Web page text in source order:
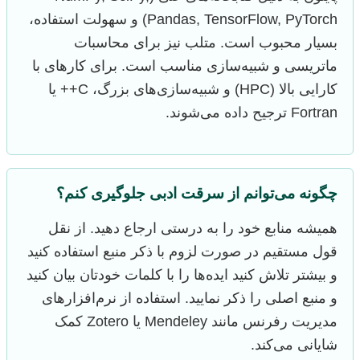
Pandas, TensorFlow, PyTorch) و سهولت استفاده،
بسیار محبوب است. متلب نیز برای محاسبات
ماتریسی و شبیه‌سازی مناسب است. برای کارهای با
کارایی بالا (HPC) و شبیه‌سازی‌های بزرگ، C++ یا
Fortran ترجیح داده می‌شوند.
چگونه می‌توانم از سرقت ادبی جلوگیری کنم؟
همیشه منابع خود را به درستی ارجاع دهید. از نقل
قول مستقیم در صورت لزوم با ذکر منبع استفاده کنید
و بیشتر تلاش کنید ایده‌ها را با کلمات خودتان بیان کنید
و منبع اصلی را ذکر نمایید. استفاده از نرم‌افزارهای
مدیریت رفرنس مانند Mendeley یا Zotero کمک
شایانی می‌کند.